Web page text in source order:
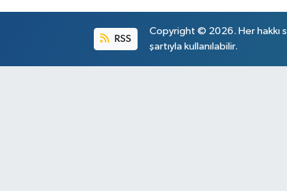
RSS
Copyright © 2026. Her hakkı
şartıyla kullanılabilir.